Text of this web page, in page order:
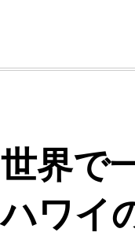
世界で
ハワイ